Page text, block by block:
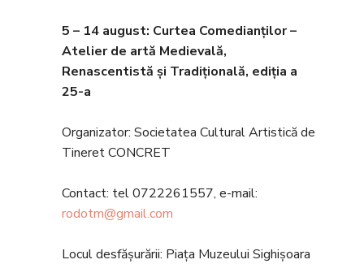
5 – 14 august: Curtea Comedianților –
Atelier de artă Medievală,
Renascentistă și Tradițională, ediția a
25-a
Organizator: Societatea Cultural Artistică de
Tineret CONCRET
Contact: tel 0722261557, e-mail:
rodotm@gmail.com
Locul desfășurării: Piața Muzeului Sighișoara